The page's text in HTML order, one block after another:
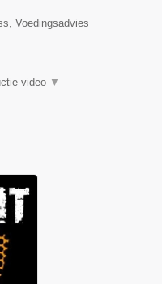
Voedingsadvies
video ▼